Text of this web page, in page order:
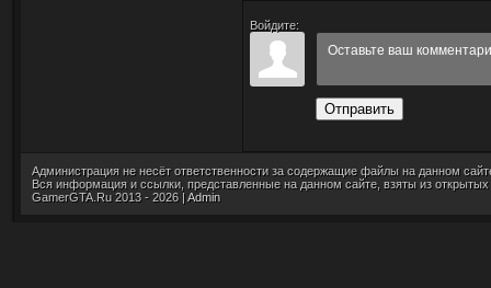
Войдите:
Отправить
Администрация не несёт ответственности за содержащие файлы на данном
Вся информация и ссылки, представленные на данном сайте, взяты из
GamerGTA.Ru 2013 - 2026 |Admin